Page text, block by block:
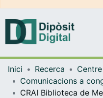
Inici Recerca